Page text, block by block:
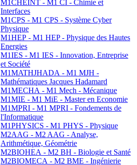
M1CHEINT - M1 CI - Chimie et
Interfaces
M1CPS - M1 CPS - Système Cyber
Physique
M1HEP - M1 HEP - Physique des Hautes
Energies
M1IES - M1 IES - Innovation, Entreprise
et Société
M1MATHJHADA - M1 MJH -
Mathématiques Jacques Hadamard
M1MECHA - M1 Mech - Mécanique
M1MIE - M1 MiE - Master en Economie
M1MPRI - M1 MPRI - Fondements de
l'Informatique
M1PHYSICS - M1 PHYS - Physique
M2AAG - M2 AAG - Analyse,
Arithmétique, Géométrie
M2BIOHEA - M2 BH - Biologie et Santé
M2BIOMECA - M2 BME - Ingénierie